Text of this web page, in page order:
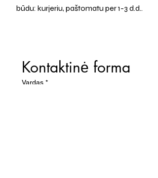
būdu: kurjeriu, paštomatu per 1-3 d.d..
Kontaktinė forma
Vardas *